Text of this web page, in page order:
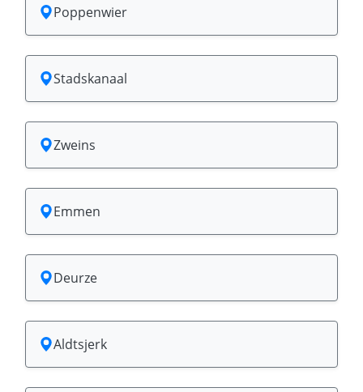
Poppenwier
Stadskanaal
Zweins
Emmen
Deurze
Aldtsjerk